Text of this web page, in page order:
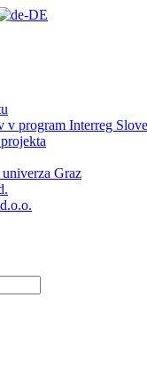
v program Interreg
Graz